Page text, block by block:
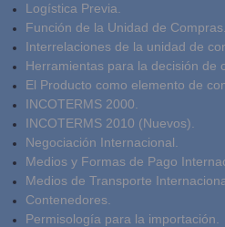
Logística Previa.
Función de la Unidad de Compras.
Interrelaciones de la unidad de
Herramientas para la decisión de
El Producto como elemento de
INCOTERMS 2000.
INCOTERMS 2010 (Nuevos).
Negociación Internacional.
Medios y Formas de Pago
Medios de Transporte
Contenedores.
Permisología para la importación.